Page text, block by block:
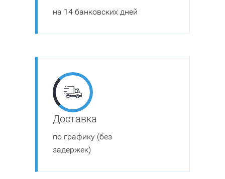
на 14 банковских дней
Доставка
по графику (без
задержек)